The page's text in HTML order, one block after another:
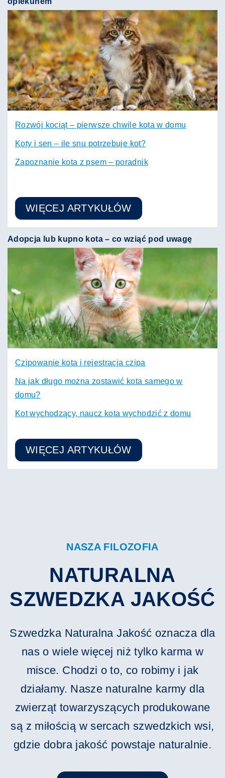
Rozwój kociąt – pierwsze chwile kota w domu
Koty i sen – ile snu potrzebuje kot?
Zapoznanie kota z psem – poradnik
WIĘCEJ ARTYKUŁÓW
Adopcja lub kupno kota – co wziąć pod uwagę
Czipowanie kota i rejestracja czipa
Na jak długo można zostawić kota samego w
domu?
Kot wychodzący, naucz kota wychodzić z domu
WIĘCEJ ARTYKUŁÓW
NASZA FILOZOFIA
NATURALNA
SZWEDZKA JAKOŚĆ
Szwedzka Naturalna Jakość oznacza dla
nas o wiele więcej niż tylko karma w
misce. Chodzi o to, co robimy i jak
działamy. Nasze naturalne karmy dla
zwierząt towarzyszących produkowane
są z miłością w sercach szwedzkich wsi,
gdzie dobra jakość powstaje naturalnie.